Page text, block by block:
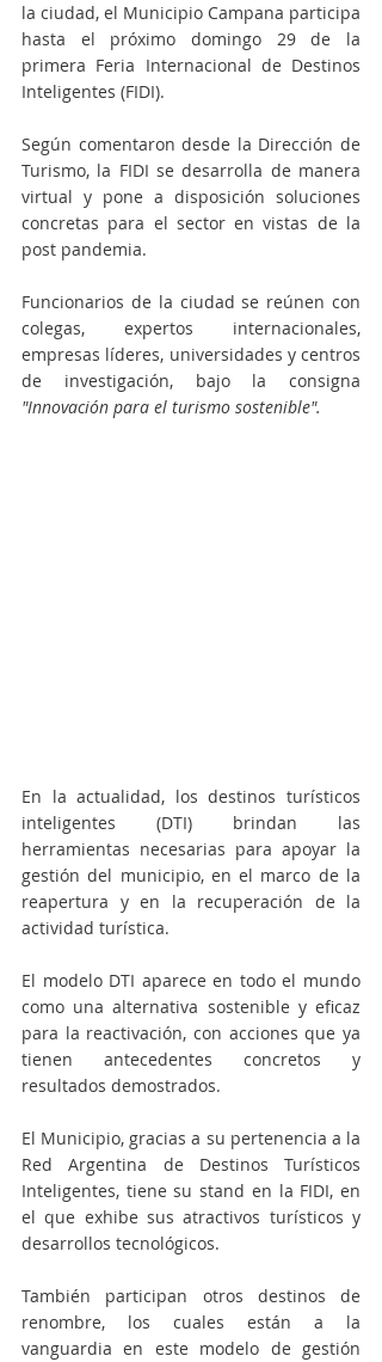
la ciudad, el Municipio Campana participa
hasta el próximo domingo 29 de la
primera Feria Internacional de Destinos
Inteligentes (FIDI).
Según comentaron desde la Dirección de
Turismo, la FIDI se desarrolla de manera
virtual y pone a disposición soluciones
concretas para el sector en vistas de la
post pandemia.
Funcionarios de la ciudad se reúnen con
colegas, expertos internacionales,
empresas líderes, universidades y centros
de investigación, bajo la consigna
"Innovación para el turismo sostenible".
En la actualidad, los destinos turísticos
inteligentes (DTI) brindan las
herramientas necesarias para apoyar la
gestión del municipio, en el marco de la
reapertura y en la recuperación de la
actividad turística.
El modelo DTI aparece en todo el mundo
como una alternativa sostenible y eficaz
para la reactivación, con acciones que ya
tienen antecedentes concretos y
resultados demostrados.
El Municipio, gracias a su pertenencia a la
Red Argentina de Destinos Turísticos
Inteligentes, tiene su stand en la FIDI, en
el que exhibe sus atractivos turísticos y
desarrollos tecnológicos.
También participan otros destinos de
renombre, los cuales están a la
vanguardia en este modelo de gestión